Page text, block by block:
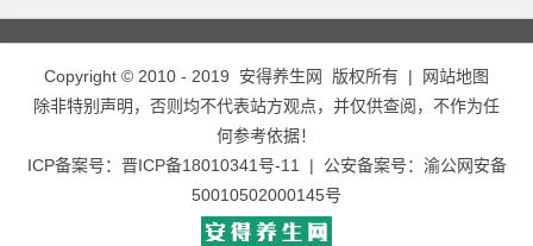
Copyright © 2010 - 2019 安得养生网 版权所有 |
网站地图
除非特别声明，否则均不代表站方观点，并仅供查阅，不作为任
何参考依据！
ICP备案号： 晋ICP备18010341号-11 | 公安备案号： 渝公网安备
50010502000145号